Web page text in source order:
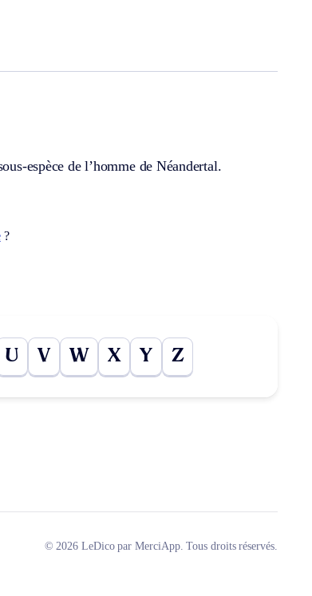
espèce de l’homme de Néandertal.
?
U V W X Y Z
© 2026 LeDico par MerciApp. Tous droits réservés.